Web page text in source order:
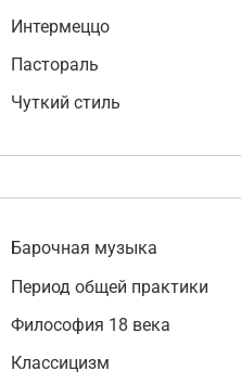
Интермеццо
Пастораль
Чуткий стиль
Барочная музыка
Период общей практики
Философия 18 века
Классицизм